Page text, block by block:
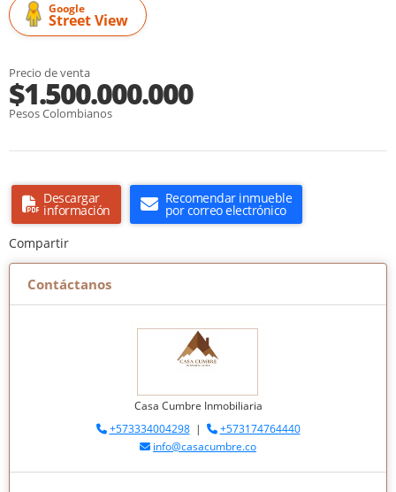
Google
Street View
Precio de venta
$1.500.000.000
Pesos Colombianos
Descargar
información
Recomendar inmueble
por correo electrónico
Compartir
Contáctanos
Casa Cumbre Inmobiliaria
+573334004298|
+573174764440
info@casacumbre.co